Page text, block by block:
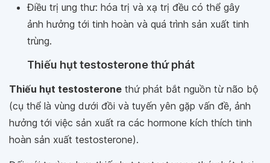
Điều trị ung thư: hóa trị và xạ trị đều có thể gây
ảnh hưởng tới tinh hoàn và quá trình sản xuất tinh
trùng.
Thiếu hụt testosterone thứ phát
Thiếu hụt testosterone thứ phát bắt nguồn từ não bộ
(cụ thể là vùng dưới đồi và tuyến yên gặp vấn đề, ảnh
hưởng tới việc sản xuất ra các hormone kích thích tinh
hoàn sản xuất testosterone).